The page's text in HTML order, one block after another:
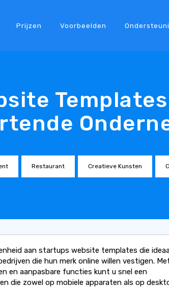
Prijzen Voorbeelden
Restaurant Creatieve Kunsten
aan startups website templates die
die hun merk online willen vestigen.
en aanpasbare functies kunt u snel een
die zowel op mobiele apparaten als op